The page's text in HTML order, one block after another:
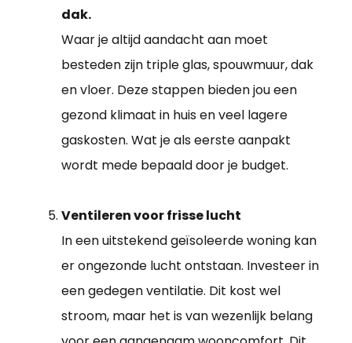
dak.
Waar je altijd aandacht aan moet
besteden zijn triple glas, spouwmuur, dak
en vloer. Deze stappen bieden jou een
gezond klimaat in huis en veel lagere
gaskosten. Wat je als eerste aanpakt
wordt mede bepaald door je budget.
Ventileren voor frisse lucht
In een uitstekend geïsoleerde woning kan
er ongezonde lucht ontstaan. Investeer in
een gedegen ventilatie. Dit kost wel
stroom, maar het is van wezenlijk belang